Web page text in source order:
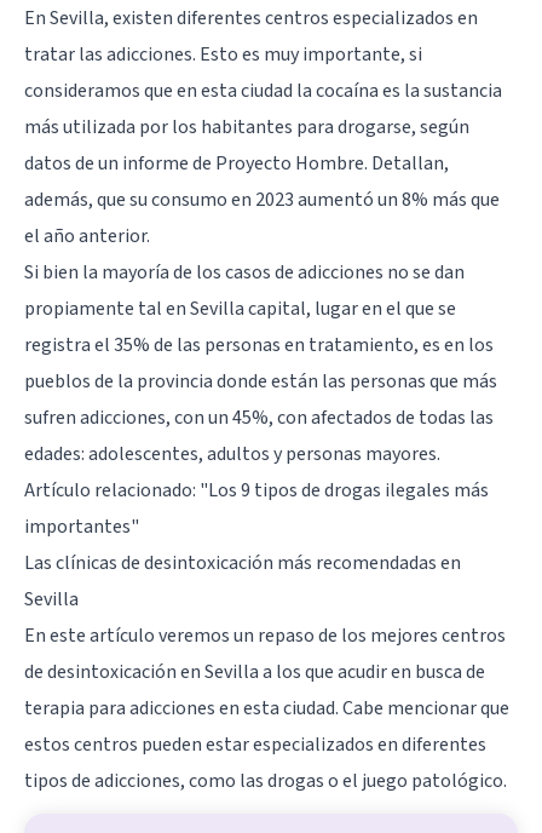
En Sevilla, existen diferentes centros especializados en
tratar las adicciones. Esto es muy importante, si
consideramos que en esta ciudad la cocaína es la sustancia
más utilizada por los habitantes para drogarse, según
datos de un informe de Proyecto Hombre. Detallan,
además, que su consumo en 2023 aumentó un 8% más que
el año anterior.
Si bien la mayoría de los casos de adicciones no se dan
propiamente tal en Sevilla capital, lugar en el que se
registra el 35% de las personas en tratamiento, es en los
pueblos de la provincia donde están las personas que más
sufren adicciones, con un 45%, con afectados de todas las
edades: adolescentes, adultos y personas mayores.
Artículo relacionado: "Los 9 tipos de drogas ilegales más
importantes"
Las clínicas de desintoxicación más recomendadas en
Sevilla
En este artículo veremos un repaso de los mejores centros
de desintoxicación en Sevilla a los que acudir en busca de
terapia para adicciones en esta ciudad. Cabe mencionar que
estos centros pueden estar especializados en diferentes
tipos de adicciones, como las drogas o el juego patológico.